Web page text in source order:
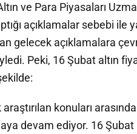
ve Para Piyasaları
açıklamalar sebebi ile
gelecek açıklamalara
Peki, 16 Şubat altın
konuları
devam ediyor. 16